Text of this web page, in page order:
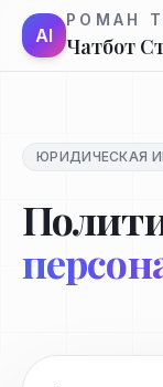
AI
РОМАН
Чатбот
ЮРИДИЧЕСКАЯ